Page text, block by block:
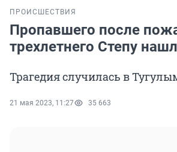
ПРОИСШЕСТВИЯ
Пропавшего после
трехлетнего Степу
Трагедия случилась в
21 мая 2023, 11:27 35 663